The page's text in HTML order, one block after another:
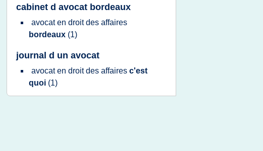
cabinet d avocat bordeaux
avocaten droitdes affaires
bordeaux (1)
journal d un avocat
avocaten droitdes affaires c'est
quoi (1)